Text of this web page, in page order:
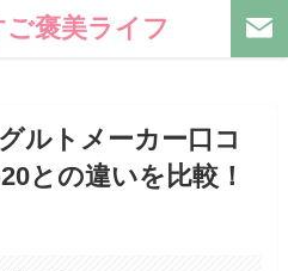
褒美ライフ
ルトメーカー口コ
との違いを比較！